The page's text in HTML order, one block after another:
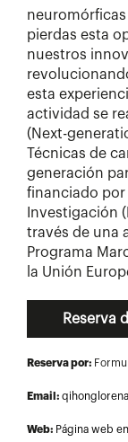
pierdas esta
nuestros
esta
actividad se
(Next-
Técnicas de
generación
financiado por
Investigación
través de una
Programa
la Unión
Reserva
Reserva por:
Email:
Web: Página web